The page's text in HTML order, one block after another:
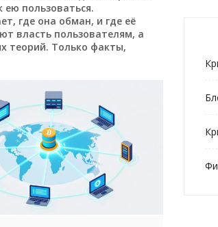
пользоваться.
где она обман, и где её
власть пользователям, а
теорий. Только факты,